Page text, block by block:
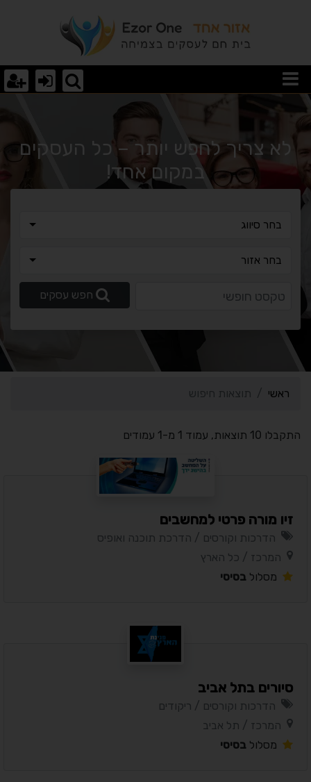
תוצאות חיפוש
לא צריך לחפש יותר – כל העסקים
במקום אחד!
בחר סיווג
בחר אזור
חפש עסקים
ראשי תוצאות חיפוש
התקבלו 10 תוצאות, עמוד 1 מ-1 עמודים
זיו מורה פרטי למחשבים
הדרכות וקורסים / הדרכת תוכנה ואופיס
המרכז / כל הארץ
מסלול בסיסי
סיורים בתל אביב
הדרכות וקורסים / ריקודים
המרכז / תל אביב
מסלול בסיסי